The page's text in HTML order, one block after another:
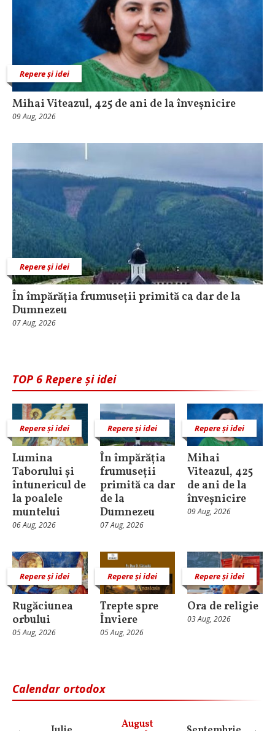
Repere și idei
Mihai Viteazul, 425 de ani de la înveșnicire
09 Aug, 2026
Repere și idei
În împărăția frumuseții primită ca dar de la
Dumnezeu
07 Aug, 2026
TOP 6 Repere și idei
Repere și idei
Lumina
Taborului și
întunericul de
la poalele
muntelui
06 Aug, 2026
Repere și idei
În împărăția
frumuseții
primită ca dar
de la
Dumnezeu
07 Aug, 2026
Repere și idei
Mihai
Viteazul, 425
de ani de la
înveșnicire
09 Aug, 2026
Repere și idei
Rugăciunea
orbului
05 Aug, 2026
Repere și idei
Trepte spre
Înviere
05 Aug, 2026
Repere și idei
Ora de religie
03 Aug, 2026
Calendar ortodox
August